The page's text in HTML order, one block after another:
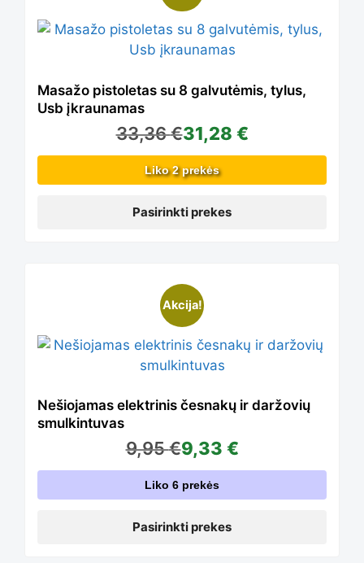
options
may
be
chosen
product
page
Masažo pistoletas su 8 galvutėmis, tylus,
Usb įkraunamas
33,36€31,28 €
Liko 2 prekės
Pasirinkti prekes
product
has
multiple
variants.
options
may
be
chosen
Akcija!
Nešiojamas elektrinis česnakų ir daržovių
smulkintuvas
9,95€9,33 €
Liko 6 prekės
Pasirinkti prekes
product
has
multiple
variants.